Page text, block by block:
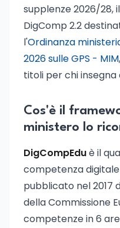
supplenze 2026/28,
DigComp 2.2
l'Ordinanza
2026 sulle GPS - MIM
titoli per chi insegna
Cos'è il
ministero lo
DigCompEduè il
competenza
pubblicato nel 2017
della Commissione
competenze in 6